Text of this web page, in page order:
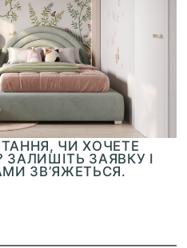
ЧИ ХОЧЕТЕ
ЗАЯВКУ І
ЗВ’ЯЖЕТЬСЯ.